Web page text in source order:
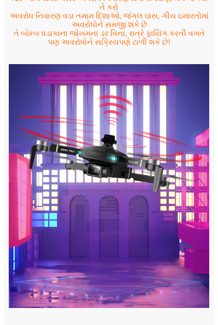
તે કરો
અવરોધ નિવારણ વડા તમામ દિશાઓ, જંગલ ઘાસ, ગીચ ઇમારતોમાં
અવરોધોને સમજી શકે છે
તે બોમ્બ ધડાકાના જોખમના ડર વિના, રાત્રે ફાયિંગ કરતી વખતે
પણ અવરોધોને સક્રિયપણે ટાળી શકે છે!